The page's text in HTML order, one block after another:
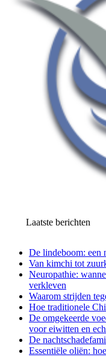
Laatste berichten
De lindeboom: een
Van kimchi tot
Neuropathie:
verkleven
Waarom strijden
Hoe traditionele
De omgekeerde
voor eiwitten en
De
Essentiële oliën: